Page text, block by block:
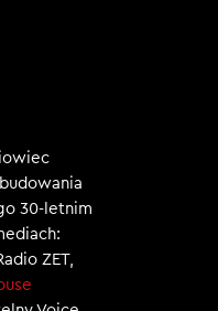
30-letnim
ZET,